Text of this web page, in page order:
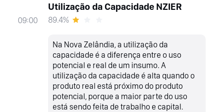
09:00
Utilização da Capacidade NZIER
89.4%
Na Nova Zelândia, a utilização da
capacidade é a diferença entre o uso
potencial e real de um insumo. A
utilização da capacidade é alta quando o
produto real está próximo do produto
potencial, porque a maior parte do uso
está sendo feita de trabalho e capital.